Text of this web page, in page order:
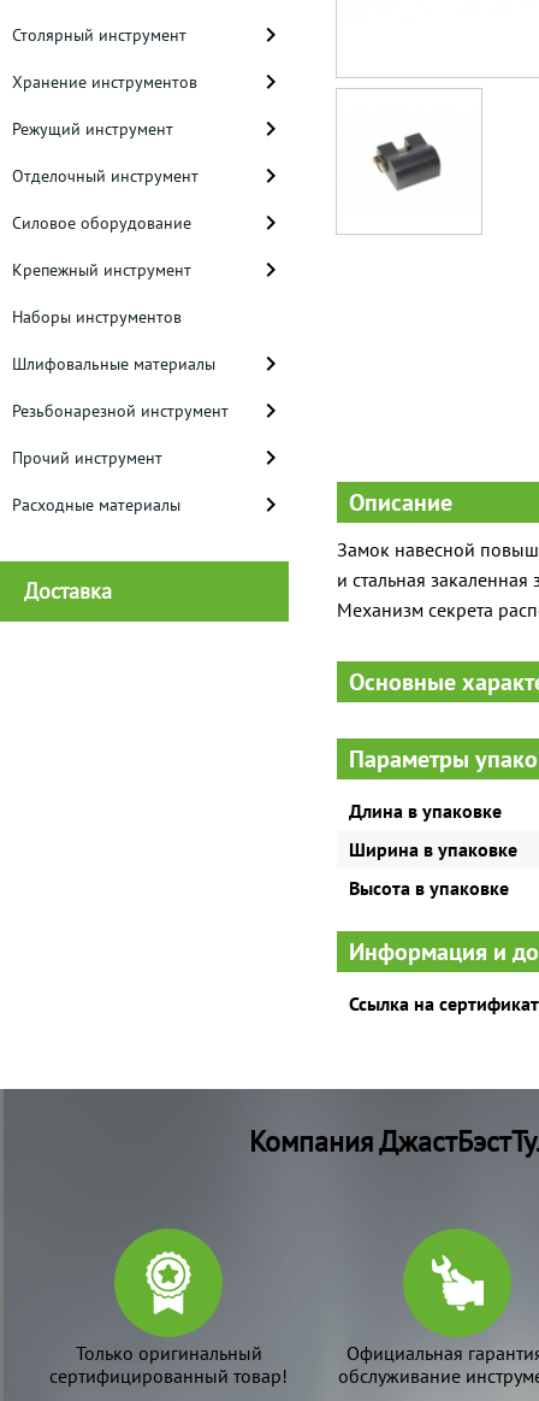
Столярный инструмент
Хранение инструментов
Режущий инструмент
Отделочный инструмент
Силовое оборудование
Крепежный инструмент
Наборы инструментов
Шлифовальные материалы
Резьбонарезной инструмент
Прочий инструмент
Расходные материалы
Доставка
Описание
Замок навесной
и стальная
Механизм секрета
Основные
Параметры
Длина в упаковке
Ширина в упаковке
Высота в упаковке
Информация и
Ссылка на сертификат
Компания
Только оригинальный
сертифицированный товар!
Официальная
обслуживание